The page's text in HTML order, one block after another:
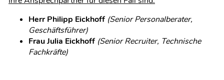
Herr Philipp Eickhoff (Senior Personalberater,
Geschäftsführer)
Frau Julia Eickhoff (Senior Recruiter, Technische
Fachkräfte)